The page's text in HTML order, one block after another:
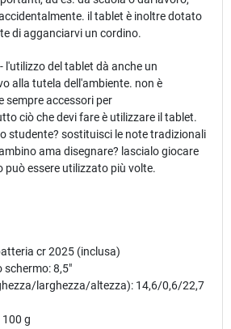
il tablet è inoltre dotato
di agganciarvi un cordino.
- l'utilizzo del tablet dà anche un
alla tutela dell'ambiente. non è
sempre accessori per
ciò che devi fare è utilizzare il tablet.
studente? sostituisci le note tradizionali
ama disegnare? lascialo giocare
può essere utilizzato più volte.
cr 2025 (inclusa)
schermo: 8,5"
larghezza/altezza): 14,6/0,6/22,7
g